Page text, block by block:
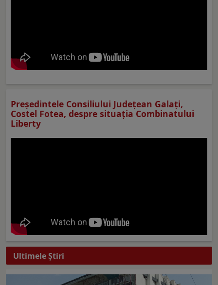
Preşedintele Consiliului Judeţean Galaţi,
Costel Fotea, despre situaţia Combinatului
Liberty
Ultimele Ştiri